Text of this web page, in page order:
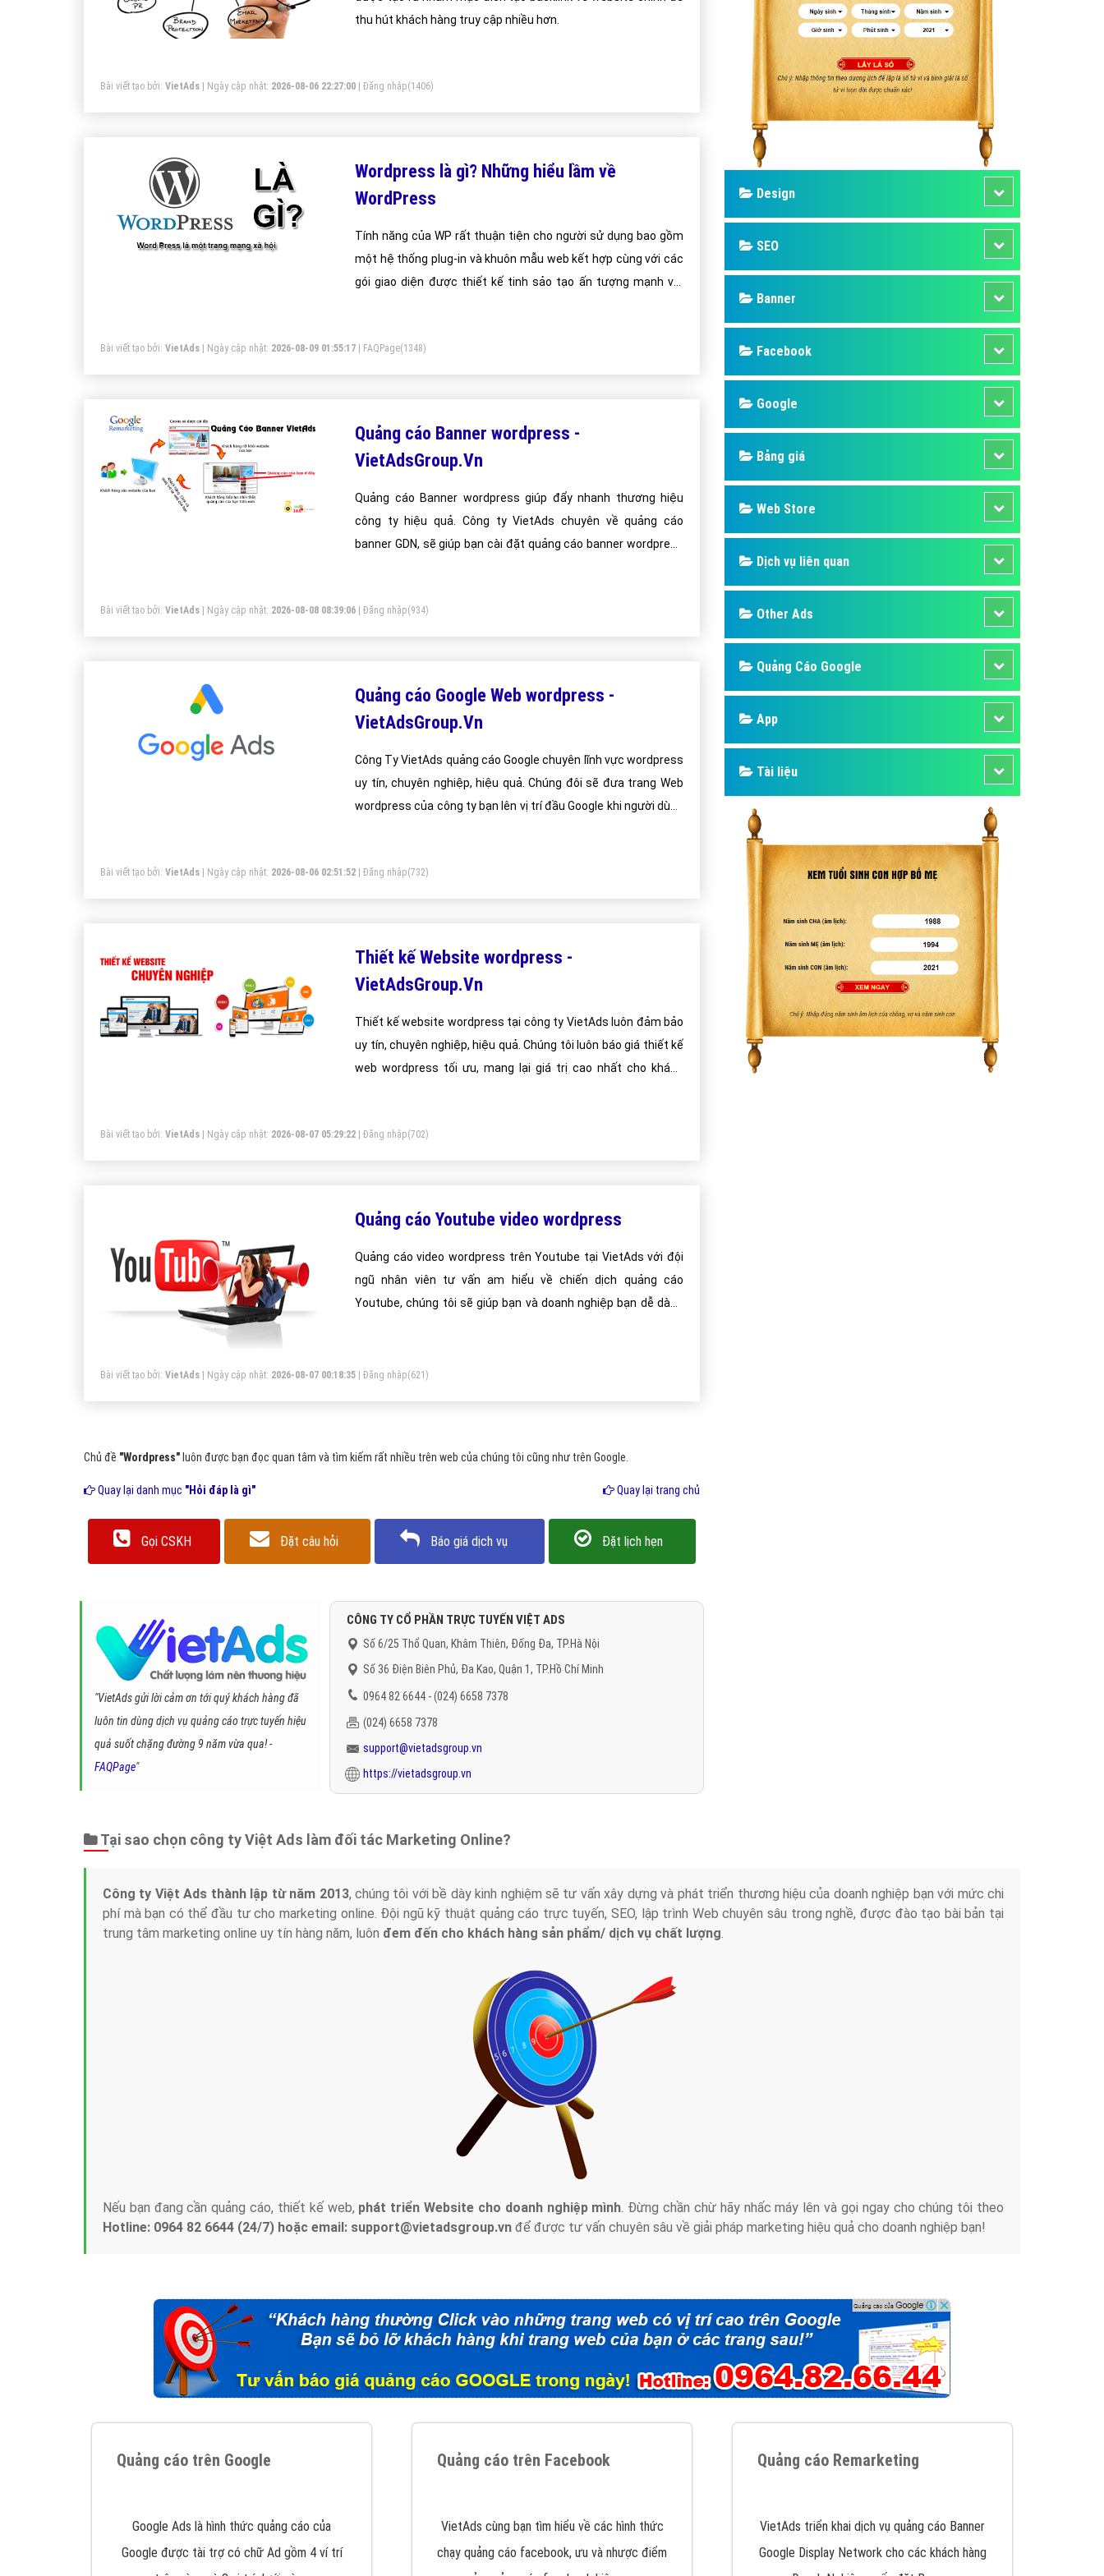
Hỏi đáp phần mềm
Hỏi đáp quảng cáo TVC
Hỏi đáp quảng cáo mobile
Hỏi đáp quảng cáo Online
Hỏi đáp quảng cáo Skype
Quảng cáo Youtube
Dịch vụ quảng cáo Youtube
Dịch vụ quảng cáo Cốc Cốc
Dịch vụ quảng cáo Tiktok
Dịch vụ quảng cáo Zalo
Định nghĩa
Nghĩa là gì
Phần mềm ứng dụng hay
thu hút khách hàng truy cập nhiều hơn.
Bài viết tạo bởi: VietAds | Ngày cập nhật: 2026-08-06 22:27:00 Đăng nhập(1406)
Wordpress là gì? Những hiểu lầm về
WordPress
Tính năng của WP rất thuận tiện cho người sử dụng bao gồm
một hệ thống plug-in và khuôn mẫu web kết hợp cùng với các
gói giao diện được thiết kế tinh sảo tạo ấn tượng mạnh với
Bài viết tạo bởi: VietAds | Ngày cập nhật: 2026-08-09 01:55:17 FAQPage(1348)
Quảng cáo Banner wordpress -
VietAdsGroup.Vn
Quảng cáo Banner wordpress giúp đẩy nhanh thương hiệu
công ty hiệu quả. Công ty VietAds chuyên về quảng cáo
banner GDN, sẽ giúp bạn cài đặt quảng cáo banner wordpress
Bài viết tạo bởi: VietAds | Ngày cập nhật: 2026-08-08 08:39:06 Đăng nhập(934)
Quảng cáo Google Web wordpress -
VietAdsGroup.Vn
Công Ty VietAds quảng cáo Google chuyên lĩnh vực wordpress
uy tín, chuyên nghiệp, hiệu quả. Chúng đôi sẽ đưa trang Web
wordpress của công ty bạn lên vị trí đầu Google khi người dùng
Bài viết tạo bởi: VietAds | Ngày cập nhật: 2026-08-06 02:51:52 Đăng nhập(732)
Thiết kế Website wordpress -
VietAdsGroup.Vn
Thiết kế website wordpress tại công ty VietAds luôn đảm bảo
uy tín, chuyên nghiệp, hiệu quả. Chúng tôi luôn báo giá thiết kế
web wordpress tối ưu, mang lại giá trị cao nhất cho khách
Bài viết tạo bởi: VietAds | Ngày cập nhật: 2026-08-07 05:29:22 Đăng nhập(702)
Quảng cáo Youtube video wordpress
Quảng cáo video wordpress trên Youtube tại VietAds với đội
ngũ nhân viên tư vấn am hiểu về chiến dịch quảng cáo
Youtube, chúng tôi sẽ giúp bạn và doanh nghiệp bạn dễ dàng
Bài viết tạo bởi: VietAds | Ngày cập nhật: 2026-08-07 00:18:35 Đăng nhập(621)
Chủ đề "Wordpress" luôn được bạn đọc quan tâm và tìm kiếm rất nhiều trên web của chúng tôi cũng như trên Google.
Quay lại danh mục "Hỏi đáp là gì" Quay lại trang chủ
Gọi CSKH Đặt câu hỏi Báo giá dịch vụ Đặt lịch hẹn
"VietAds gửi lời cảm ơn tới quý khách hàng đã
luôn tin dùng dịch vụ quảng cáo trực tuyến hiệu
quả suốt chặng đường 9 năm vừa qua! -
FAQPage"
CÔNG TY CỔ PHẦN TRỰC TUYẾN VIỆT ADS
Số 6/25 Thổ Quan, Khâm Thiên, Đống Đa, TP.Hà Nội
Số 36 Điện Biên Phủ, Đa Kao, Quận 1, TP.Hồ Chí Minh
0964 82 6644 - (024) 6658 7378
(024) 6658 7378
support@vietadsgroup.vn
https://vietadsgroup.vn
Design
SEO
Banner
Facebook
Google
Bảng giá
Web Store
Dịch vụ liên quan
Other Ads
Quảng Cáo Google
App
Tài liệu
Tại sao chọn công ty Việt Ads làm đối tác Marketing Online?
Công ty Việt Ads thành lập từ năm 2013, chúng tôi với bề dày kinh nghiệm sẽ tư vấn xây dựng và phát triển thương hiệu của doanh nghiệp bạn với mức chi
phí mà bạn có thể đầu tư cho marketing online. Đội ngũ kỹ thuật quảng cáo trực tuyến, SEO, lập trình Web chuyên sâu trong nghề, được đào tạo bài bản tại
trung tâm marketing online uy tín hàng năm, luôn đem đến cho khách hàng sản phẩm/ dịch vụ chất lượng
Nếu bạn đang cần quảng cáo, thiết kế web, phát triển Website cho doanh nghiệp mình . Đừng chần chừ hãy nhấc máy lên và gọi ngay cho chúng tôi theo
Hotline: 0964 82 6644 (24/7) hoặc email: support@vietadsgroup.vn để được tư vấn chuyên sâu về giải pháp marketing hiệu quả cho doanh nghiệp bạn!
Quảng cáo trên Google Quảng cáo trên Facebook Quảng cáo Remarketing